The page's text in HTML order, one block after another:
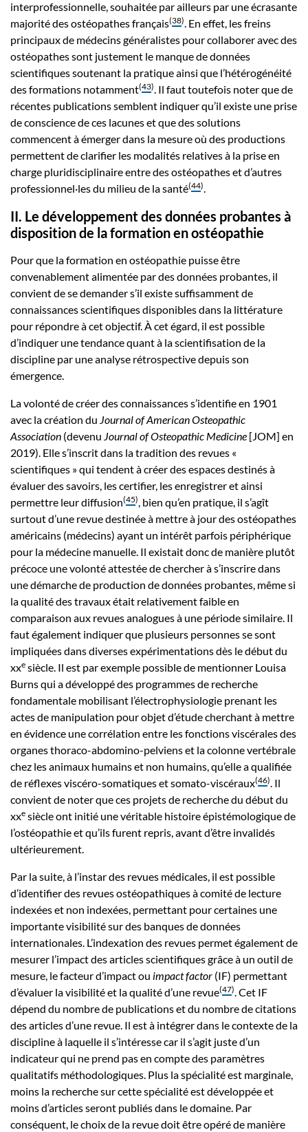
interprofessionnelle, souhaitée par ailleurs par une écrasante
majorité des ostéopathes français(38). En effet, les freins
principaux de médecins généralistes pour collaborer avec des
ostéopathes sont justement le manque de données
scientifiques soutenant la pratique ainsi que l’hétérogénéité
des formations notamment(43). Il faut toutefois noter que de
récentes publications semblent indiquer qu’il existe une prise
de conscience de ces lacunes et que des solutions
commencent à émerger dans la mesure où des productions
permettent de clarifier les modalités relatives à la prise en
charge pluridisciplinaire entre des ostéopathes et d’autres
professionnel·les du milieu de la santé(44).
II. Le développement des données probantes à
disposition de la formation en ostéopathie
Pour que la formation en ostéopathie puisse être
convenablement alimentée par des données probantes, il
convient de se demander s’il existe suffisamment de
connaissances scientifiques disponibles dans la littérature
pour répondre à cet objectif. À cet égard, il est possible
d’indiquer une tendance quant à la scientifisation de la
discipline par une analyse rétrospective depuis son
émergence.
La volonté de créer des connaissances s’identifie en 1901
avec la création du Journal of American Osteopathic
Association (devenu Journal of Osteopathic Medicine [JOM] en
2019). Elle s’inscrit dans la tradition des revues «
scientifiques » qui tendent à créer des espaces destinés à
évaluer des savoirs, les certifier, les enregistrer et ainsi
permettre leur diffusion(45), bien qu’en pratique, il s’agît
surtout d’une revue destinée à mettre à jour des ostéopathes
américains (médecins) ayant un intérêt parfois périphérique
pour la médecine manuelle. Il existait donc de manière plutôt
précoce une volonté attestée de chercher à s’inscrire dans
une démarche de production de données probantes, même si
la qualité des travaux était relativement faible en
comparaison aux revues analogues à une période similaire. Il
faut également indiquer que plusieurs personnes se sont
impliquées dans diverses expérimentations dès le début du
xxe siècle. Il est par exemple possible de mentionner Louisa
Burns qui a développé des programmes de recherche
fondamentale mobilisant l’électrophysiologie prenant les
actes de manipulation pour objet d’étude cherchant à mettre
en évidence une corrélation entre les fonctions viscérales des
organes thoraco-abdomino-pelviens et la colonne vertébrale
chez les animaux humains et non humains, qu’elle a qualifiée
de réflexes viscéro-somatiques et somato-viscéraux(46). Il
convient de noter que ces projets de recherche du début du
xxe siècle ont initié une véritable histoire épistémologique de
l’ostéopathie et qu’ils furent repris, avant d’être invalidés
ultérieurement.
Par la suite, à l’instar des revues médicales, il est possible
d’identifier des revues ostéopathiques à comité de lecture
indexées et non indexées, permettant pour certaines une
importante visibilité sur des banques de données
internationales. L’indexation des revues permet également de
mesurer l’impact des articles scientifiques grâce à un outil de
mesure, le facteur d’impact ou impact factor (IF) permettant
d’évaluer la visibilité et la qualité d’une revue(47). Cet IF
dépend du nombre de publications et du nombre de citations
des articles d’une revue. Il est à intégrer dans le contexte de la
discipline à laquelle il s’intéresse car il s’agit juste d’un
indicateur qui ne prend pas en compte des paramètres
qualitatifs méthodologiques. Plus la spécialité est marginale,
moins la recherche sur cette spécialité est développée et
moins d’articles seront publiés dans le domaine. Par
conséquent, le choix de la revue doit être opéré de manière